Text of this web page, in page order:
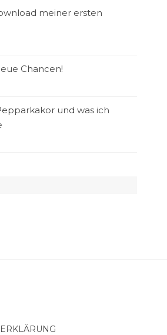
meiner ersten
Chancen!
und was ich